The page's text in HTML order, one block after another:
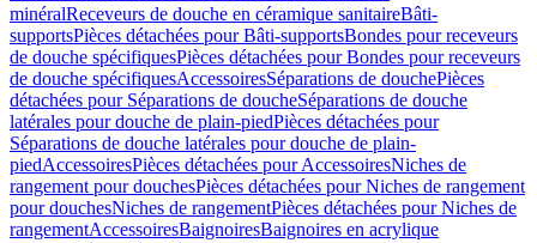
minéralReceveurs de douche en céramique sanitaireBâti-
supportsPièces détachées pour Bâti-supportsBondes pour receveurs
de douche spécifiquesPièces détachées pour Bondes pour receveurs
de douche spécifiquesAccessoiresSéparations de douchePièces
détachées pour Séparations de doucheSéparations de douche
latérales pour douche de plain-piedPièces détachées pour
Séparations de douche latérales pour douche de plain-
piedAccessoiresPièces détachées pour AccessoiresNiches de
rangement pour douchesPièces détachées pour Niches de rangement
pour douchesNiches de rangementPièces détachées pour Niches de
rangementAccessoiresBaignoiresBaignoires en acrylique